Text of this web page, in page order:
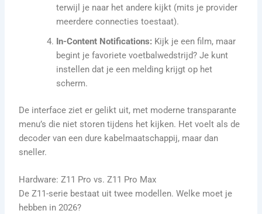
terwijl je naar het andere kijkt (mits je provider
meerdere connecties toestaat).
In-Content Notifications: Kijk je een film, maar
begint je favoriete voetbalwedstrijd? Je kunt
instellen dat je een melding krijgt op het
scherm.
De interface ziet er gelikt uit, met moderne transparante
menu’s die niet storen tijdens het kijken. Het voelt als de
decoder van een dure kabelmaatschappij, maar dan
sneller.
Hardware: Z11 Pro vs. Z11 Pro Max
De Z11-serie bestaat uit twee modellen. Welke moet je
hebben in 2026?